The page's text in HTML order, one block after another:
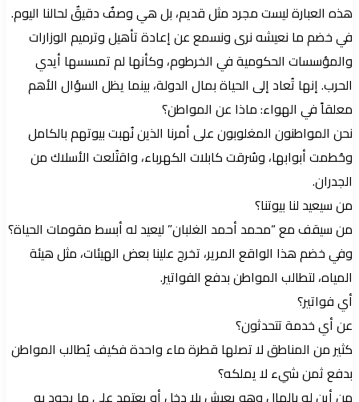
هذه العبارة ليست مجرد مثل قديم، بل هي وصفٌ دقيقٌ لحالنا اليوم.
في خضم ما نعيشه نرى ونسمع عن إعادة تأهيل وترميم الوزارات
والمؤسسات الحكومية في الخرطوم، وكأنها لم تمسسها أيدي
الحرب. إنها تُعاد إلى الحياة بمال الدولة، بينما يظل السؤال الأهم
معلقاً في الهواء: ماذا عن المواطن؟
نحن المواطنون المغلوبون على أمرنا الذين نُهبت بيوتهم بالكامل
وحُطمت أبوابها، وسُرقت كابلات الكهرباء، واقتُلعت الأسلاك من
الجدران.
من سيعيد لنا بيوتنا؟
من سيقف مع “محمد أحمد الغلبان” ليعيد له أبسط مقومات الحياة؟
وفي خضم هذا الواقع المرير، تخرج علينا بعض الهيئات، مثل هيئة
المياه، لتطالب المواطن بدفع الفواتير.
أي فواتير؟
عن أي خدمة تتحدثون؟
كثير من المناطق لا تصلها قطرة ماء واحدة فكيف يُطالب المواطن
بدفع ثمن شيء لا يملكه؟